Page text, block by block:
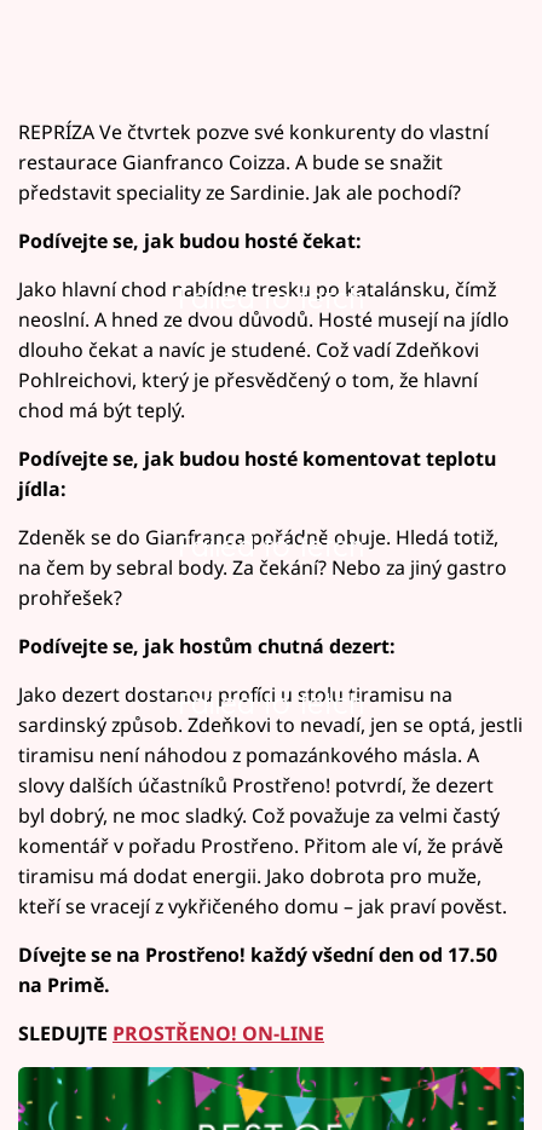
REPRÍZA Ve čtvrtek pozve své konkurenty do vlastní
restaurace Gianfranco Coizza. A bude se snažit
představit speciality ze Sardinie. Jak ale pochodí?
Podívejte se, jak budou hosté čekat:
Failed to fetch
Jako hlavní chod nabídne tresku po katalánsku, čímž
neoslní. A hned ze dvou důvodů. Hosté musejí na jídlo
dlouho čekat a navíc je studené. Což vadí Zdeňkovi
Pohlreichovi, který je přesvědčený o tom, že hlavní
chod má být teplý.
Podívejte se, jak budou hosté komentovat teplotu
jídla:
Failed to fetch
Zdeněk se do Gianfranca pořádně obuje. Hledá totiž,
na čem by sebral body. Za čekání? Nebo za jiný gastro
prohřešek?
Podívejte se, jak hostům chutná dezert:
Failed to fetch
Jako dezert dostanou profíci u stolu tiramisu na
sardinský způsob. Zdeňkovi to nevadí, jen se optá, jestli
tiramisu není náhodou z pomazánkového másla. A
slovy dalších účastníků Prostřeno! potvrdí, že dezert
byl dobrý, ne moc sladký. Což považuje za velmi častý
komentář v pořadu Prostřeno. Přitom ale ví, že právě
tiramisu má dodat energii. Jako dobrota pro muže,
kteří se vracejí z vykřičeného domu – jak praví pověst.
Dívejte se na Prostřeno! každý všední den od 17.50
na Primě.
SLEDUJTE PROSTŘENO! ON-LINE